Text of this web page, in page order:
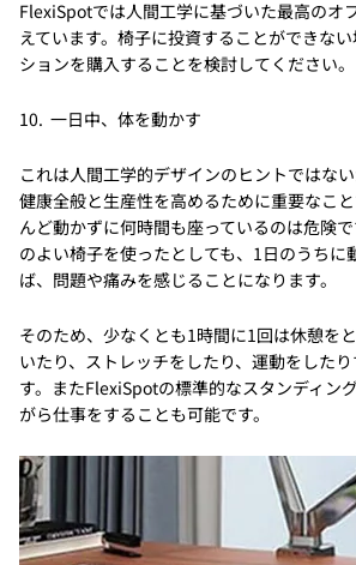
FlexiSpotでは人間工学に基づいた最高のオ
えています。椅子に投資することができな
ションを購入することを検討してください。
10. 一日中、体を動かす
これは人間工学的デザインのヒントではない
健康全般と生産性を高めるために重要なこ
んど動かずに何時間も座っているのは危険
のよい椅子を使ったとしても、1日のうちに
ば、問題や痛みを感じることになります。
そのため、少なくとも1時間に1回は休憩を
いたり、ストレッチをしたり、運動をした
す。またFlexiSpotの標準的なスタンディン
がら仕事をすることも可能です。